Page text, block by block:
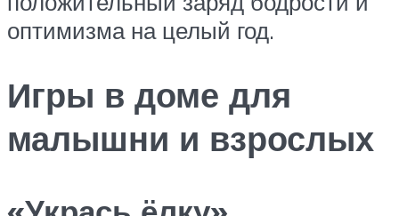
оптимизма на целый год.
Игры в доме для
малышни и взрослых